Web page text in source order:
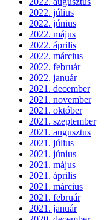
2022. július
2022. június
2022. május
2022. április
2022. március
2022. február
2022. január
2021. december
2021. november
2021. október
2021. szeptember
2021. augusztus
2021. július
2021. június
2021. május
2021. április
2021. március
2021. február
2021. január